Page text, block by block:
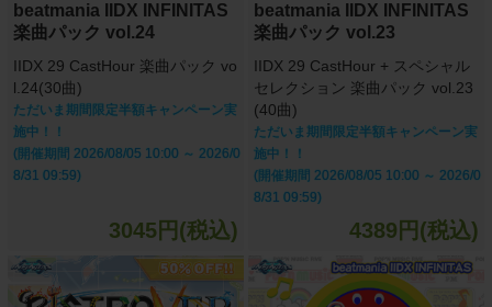
beatmania IIDX INFINITAS
楽曲パック vol.24
IIDX 29 CastHour 楽曲パック vo
l.24(30曲)
ただいま期間限定半額キャンペーン実
施中！！
(開催期間 2026/08/05 10:00 ～ 2026/0
8/31 09:59)
3045円(税込)
beatmania IIDX INFINITAS
楽曲パック vol.23
IIDX 29 CastHour + スペシャル
セレクション 楽曲パック vol.23
(40曲)
ただいま期間限定半額キャンペーン実
施中！！
(開催期間 2026/08/05 10:00 ～ 2026/0
8/31 09:59)
4389円(税込)